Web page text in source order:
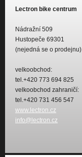
Lectron bike centrum
Nádražní 509
Hustopeče 69301
(nejedná se o prodejnu)
velkoobchod:
tel.+420 773 694 825
velkoobchod zahraničí:
tel.+420 731 456 547
www.lectron.cz
info@lectron.cz